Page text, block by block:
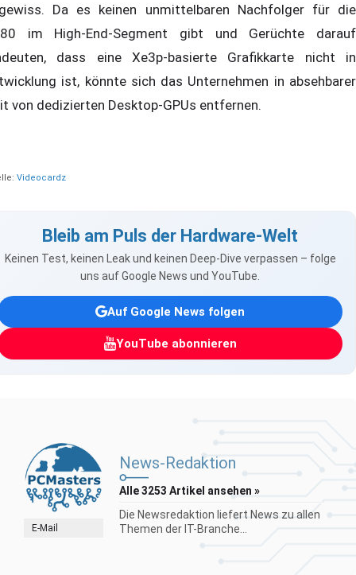
Da es keinen unmittelbaren Nachfolger für die
im High-End-Segment gibt und Gerüchte darauf
dass eine Xe3p-basierte Grafikkarte nicht in
ist, könnte sich das Unternehmen in absehbarer
von dedizierten Desktop-GPUs entfernen.
Videocardz
Bleib am Puls der Hardware-Welt
Keinen Test, keinen Leak und keinen Deep-Dive verpassen – folge
uns auf Google News und YouTube.
Auf Google News folgen
YouTube abonnieren
E-Mail
News-Redaktion
Alle 3253 Artikel ansehen »
Die Newsredaktion liefert News zu allen
Themen der IT-Branche...